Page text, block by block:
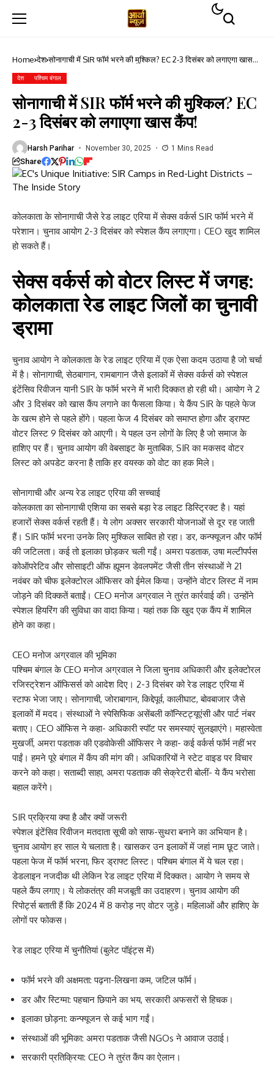
Home देश सोनागाची में SIR फॉर्म भरने की मुश्किल? EC 2-3 दिसंबर को लगाएगा खास
देश पश्चिम बंगाल
सोनागाची में SIR फॉर्म भरने की मुश्किल? EC
2-3 दिसंबर को लगाएगा खास कैंप!
Harsh Parihar November 30, 2025 1 Mins Read
Share
कोलकाता के सोनागाची जैसे रेड लाइट एरिया में सेक्स वर्कर्स SIR फॉर्म भरने में
परेशान। चुनाव आयोग 2-3 दिसंबर को स्पेशल कैंप लगाएगा। CEO खुद शामिल
हो सकते हैं।
सेक्स वर्कर्स को वोटर लिस्ट में जगह:
कोलकाता रेड लाइट जिलों का चुनावी
ड्रामा
चुनाव आयोग ने कोलकाता के रेड लाइट एरिया में एक ऐसा कदम उठाया है जो चर्चा
में है। सोनागाची, सेठबागान, रामबागान जैसे इलाकों में सेक्स वर्कर्स को स्पेशल
इंटेंसिव रिवीजन यानी SIR के फॉर्म भरने में भारी दिक्कत हो रही थी। आयोग ने 2
और 3 दिसंबर को खास कैंप लगाने का फैसला किया। ये कैंप SIR के पहले फेज
के खत्म होने से पहले होंगे। पहला फेज 4 दिसंबर को समाप्त होगा और ड्राफ्ट
वोटर लिस्ट 9 दिसंबर को आएगी। ये पहल उन लोगों के लिए है जो समाज के
हाशिए पर हैं। चुनाव आयोग की वेबसाइट के मुताबिक, SIR का मकसद वोटर
लिस्ट को अपडेट करना है ताकि हर वयस्क को वोट का हक मिले।
सोनागाची और अन्य रेड लाइट एरिया की सच्चाई
कोलकाता का सोनागाची एशिया का सबसे बड़ा रेड लाइट डिस्ट्रिक्ट है। यहां
हजारों सेक्स वर्कर्स रहती हैं। ये लोग अक्सर सरकारी योजनाओं से दूर रह जाती
हैं। SIR फॉर्म भरना उनके लिए मुश्किल साबित हो रहा। डर, कन्फ्यूजन और फॉर्म
की जटिलता। कई तो इलाका छोड़कर चली गईं। अमरा पडताक, उषा मल्टीपर्पस
कोऑपरेटिव और सोसाइटी ऑफ ह्यूमन डेवलपमेंट जैसी तीन संस्थाओं ने 21
नवंबर को चीफ इलेक्टोरल ऑफिसर को ईमेल किया। उन्होंने वोटर लिस्ट में नाम
जोड़ने की दिक्कतें बताईं। CEO मनोज अग्रवाल ने तुरंत कार्रवाई की। उन्होंने
स्पेशल हियरिंग की सुविधा का वादा किया। यहां तक कि खुद एक कैंप में शामिल
होने का कहा।
CEO मनोज अग्रवाल की भूमिका
पश्चिम बंगाल के CEO मनोज अग्रवाल ने जिला चुनाव अधिकारी और इलेक्टोरल
रजिस्ट्रेशन ऑफिसर्स को आदेश दिए। 2-3 दिसंबर को रेड लाइट एरिया में
स्टाफ भेजा जाए। सोनागाची, जोराबागान, किद्देपूर्व, कालीघाट, बोवबाजार जैसे
इलाकों में मदद। संस्थाओं ने स्पेसिफिक असेंबली कॉन्स्टिट्यूएंसी और पार्ट नंबर
बताए। CEO ऑफिस ने कहा- अधिकारी स्पॉट पर समस्याएं सुलझाएंगे। महास्वेता
मुखर्जी, अमरा पडताक की एडवोकेसी ऑफिसर ने कहा- कई वर्कर्स फॉर्म नहीं भर
पाईं। हमने पूरे बंगाल में कैंप की मांग की। अधिकारियों ने स्टेट वाइड पर विचार
करने को कहा। सताब्दी साहा, अमरा पडताक की सेक्रेटरी बोलीं- ये कैंप भरोसा
बहाल करेंगे।
SIR प्रक्रिया क्या है और क्यों जरूरी
स्पेशल इंटेंसिव रिवीजन मतदाता सूची को साफ-सुथरा बनाने का अभियान है।
चुनाव आयोग हर साल ये चलाता है। खासकर उन इलाकों में जहां नाम छूट जाते।
पहला फेज में फॉर्म भरना, फिर ड्राफ्ट लिस्ट। पश्चिम बंगाल में ये चल रहा।
डेडलाइन नजदीक थी लेकिन रेड लाइट एरिया में दिक्कत। आयोग ने समय से
पहले कैंप लगाए। ये लोकतंत्र की मजबूती का उदाहरण। चुनाव आयोग की
रिपोर्ट्स बताती हैं कि 2024 में 8 करोड़ नए वोटर जुड़े। महिलाओं और हाशिए के
लोगों पर फोकस।
रेड लाइट एरिया में चुनौतियां (बुलेट पॉइंट्स में)
फॉर्म भरने की अक्षमता: पढ़ना-लिखना कम, जटिल फॉर्म।
डर और स्टिग्मा: पहचान छिपाने का भय, सरकारी अफसरों से हिचक।
इलाका छोड़ना: कन्फ्यूजन से कई भाग गईं।
संस्थाओं की भूमिका: अमरा पडताक जैसी NGOs ने आवाज उठाई।
सरकारी प्रतिक्रिया: CEO ने तुरंत कैंप का ऐलान।